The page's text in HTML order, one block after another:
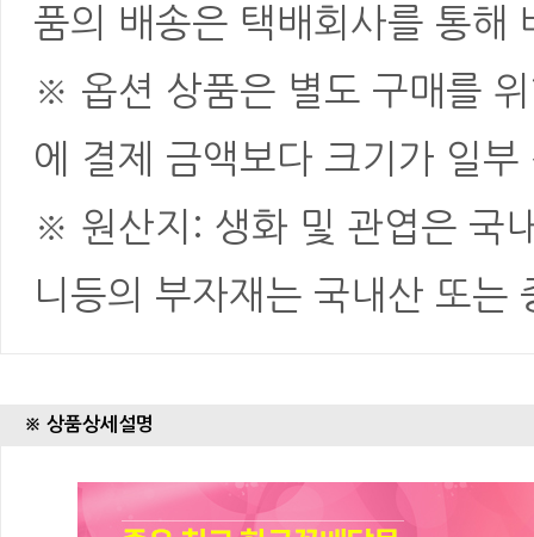
품의 배송은 택배회사를 통해
※ 옵션 상품은 별도 구매를
에 결제 금액보다 크기가 일
※ 원산지: 생화 및 관엽은 국
니등의 부자재는 국내산 또는
※ 상품상세설명